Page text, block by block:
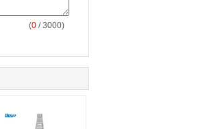
(0 / 3000)